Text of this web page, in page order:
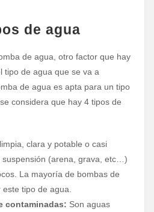
de agua
de agua, otro factor que hay
tipo de agua que se va a
de agua es apta para un tipo
considera que hay 4 tipos de
clara y potable o casi
suspensión (arena, grava, etc…)
La mayoría de bombas de
tipo de agua.
contaminadas: Son aguas